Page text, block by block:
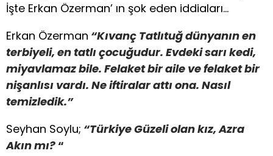
İşte Erkan Özerman’ ın şok eden iddiaları…
Erkan Özerman “Kıvanç Tatlıtuğ dünyanın en
terbiyeli, en tatlı çocuğudur. Evdeki sarı kedi,
miyavlamaz bile. Felaket bir aile ve felaket bir
nişanlısı vardı. Ne iftiralar attı ona. Nasıl
temizledik.”
Seyhan Soylu; “Türkiye Güzeli olan kız, Azra
Akın mı?“